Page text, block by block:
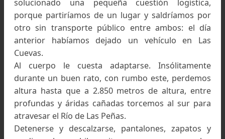
Siguen los vadeos. Lisandro moja los pantalones: el
de la tela y tanta caminata les dejarán dolorosas
en las piernas